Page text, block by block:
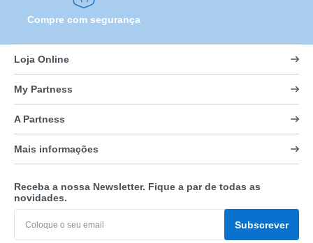
Compre com segurança
Loja Online
My Partness
A Partness
Mais informações
Receba a nossa Newsletter. Fique a par de todas as
novidades.
Subscrever